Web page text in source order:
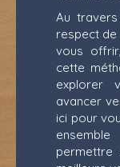
Au
respect
vous
cette
explorer
avancer
ici pour
permettre